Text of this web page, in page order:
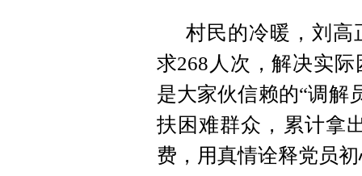
村民的冷暖，刘高
求268人次，解决实
是大家伙信赖的“调解
扶困难群众，累计拿
费，用真情诠释党员